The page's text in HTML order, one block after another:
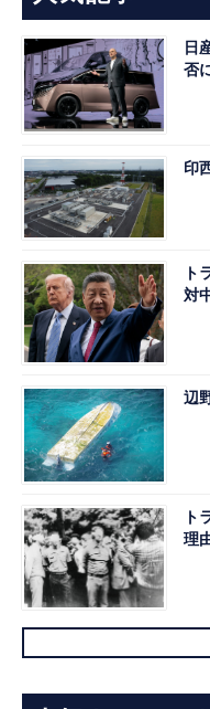
日
否
印
ト
対
辺
ト
理